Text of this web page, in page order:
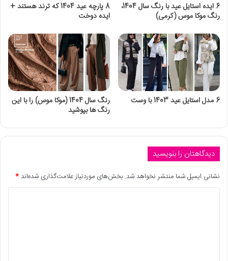
6 ایده استایل عید با رنگ سال 1404،
رنگ موکا موس (کرمی)
8 پارچه عید 1404 که ترند هستند +
ایده دوخت
6 مدل استایل عید 1403 با وست رنگ سال 1404 (موکا موس) را با این
رنگ ها بپوشید
دیدگاهتان را بنویسید
نشانی ایمیل شما منتشر نخواهد شد. بخش‌های موردنیاز علامت‌گذاری شده‌اند*